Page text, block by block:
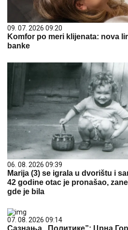
09. 07. 2026 09:20
Komfor po meri klijenata: nova
banke
06. 08. 2026 09:39
Marija (3) se igrala u dvorištu i
42 godine otac je pronašao,
gde je bila
07. 08. 2026 09:14
Сазнања „Политике”: Црна